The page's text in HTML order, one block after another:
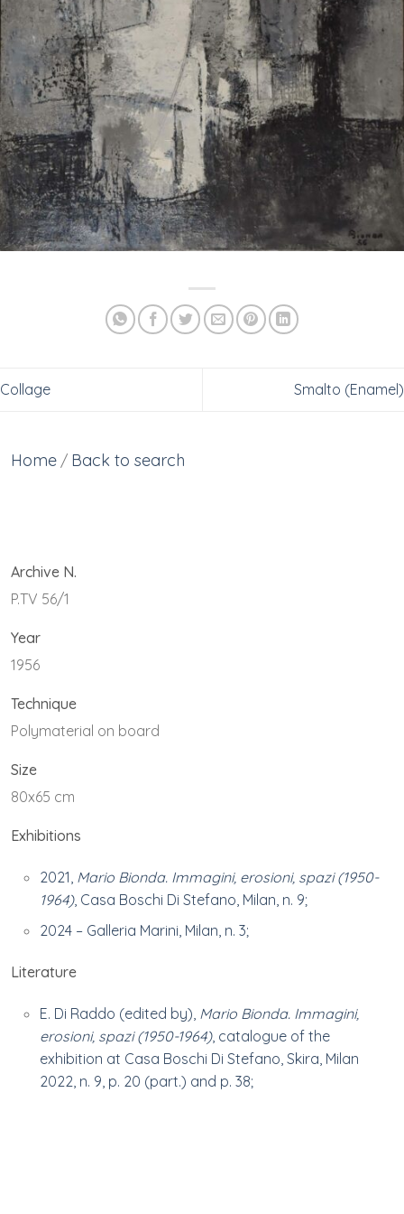
Collage Smalto (Enamel)
Home / Back to search
Archive N.
P.TV 56/1
Year
1956
Technique
Polymaterial on board
Size
80x65 cm
Exhibitions
2021, Mario Bionda. Immagini, erosioni, spazi (1950-
1964), Casa Boschi Di Stefano, Milan, n. 9;
2024 – Galleria Marini, Milan, n. 3;
Literature
E. Di Raddo (edited by), Mario Bionda. Immagini,
erosioni, spazi (1950-1964), catalogue of the
exhibition at Casa Boschi Di Stefano, Skira, Milan
2022, n. 9, p. 20 (part.) and p. 38;